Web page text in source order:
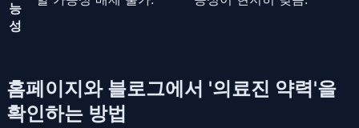
능
성
홈페이지와 블로그에서 '의료진 약력'을
확인하는 방법